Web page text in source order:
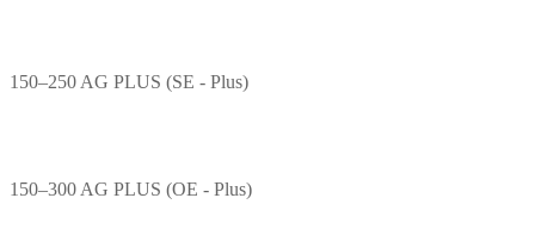
150–250 AG PLUS (SE - Plus)
150–300 AG PLUS (OE - Plus)